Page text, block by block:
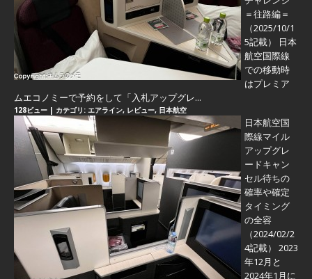
＝往路編＝
（2025/10/1
5記載） 日本
航空国際線
での移動時
はプレミア
ムエコノミーで予約をして「入札アップグレ...
128ビュー | カテゴリ: エアライン, レビュー, 日本航空
日本航空国
際線マイル
アップグレ
ードキャン
セル待ちの
確率や確定
タイミング
の全容
（2024/02/2
4記載） 2023
年12月と
2024年1月に